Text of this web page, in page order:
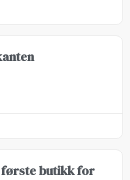
første butikk for